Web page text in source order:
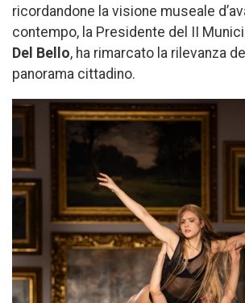
ricordandone la visione museale
contempo, la Presidente del II
Del Bello, ha rimarcato la rilevanza
panorama cittadino.